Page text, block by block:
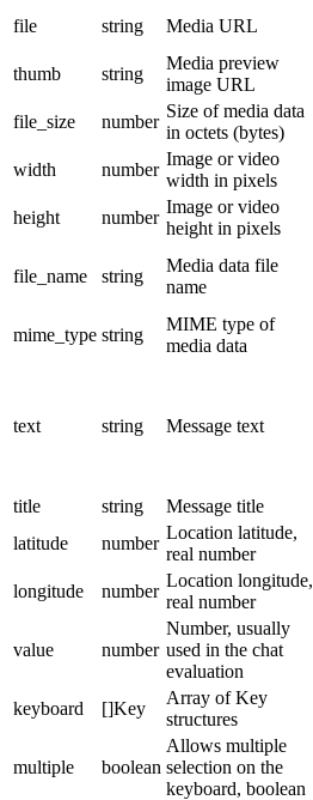
file string Media URL
thumb
string
Media preview
image URL
file_size
number
Size of media data
in octets (bytes)
width
number
Image or video
width in pixels
height
number
Image or video
height in pixels
file_name string
Media data file
name
mime_type string
MIME type of
media data
text string Message text
title
string Message title
latitude
number
Location latitude,
real number
longitude
number
Location longitude,
real number
value number
Number, usually
used in the chat
evaluation
keyboard []Key
Array of Key
structures
multiple boolean
Allows multiple
selection on the
keyboard, boolean